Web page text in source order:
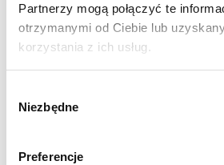
Partnerzy mogą połączyć te
otrzymanymi od Ciebie lub
korzystania z ich usług.
zgody
Niezbędne
Preferencje
Wróć
Druk 3D
Gabinet stomatologiczny
Pracownia protetyczna
Zobacz wszystko